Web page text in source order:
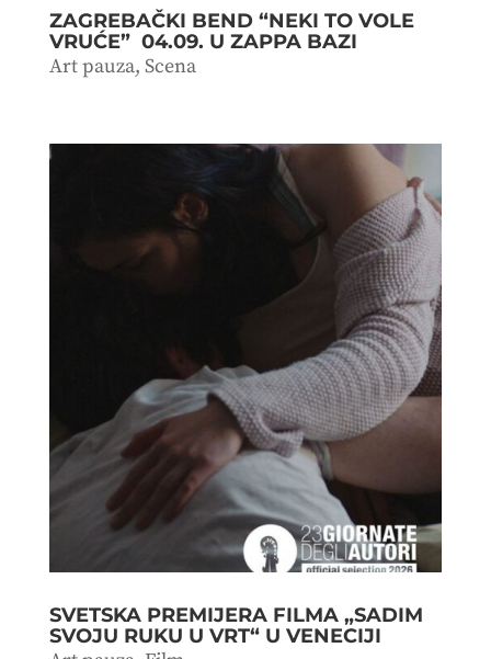
ZAGREBAČKI BEND “NEKI TO VOLE
VRUĆE” 04.09. U ZAPPA BAZI
Art pauza, Scena
SVETSKA PREMIJERA FILMA „SADIM
SVOJU RUKU U VRT“ U VENECIJI